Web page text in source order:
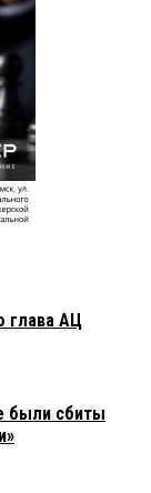
глава АЦ
были сбиты